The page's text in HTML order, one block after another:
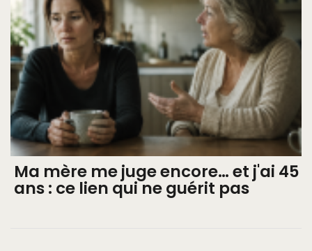
Ma mère me juge encore… et j'ai 45
ans : ce lien qui ne guérit pas